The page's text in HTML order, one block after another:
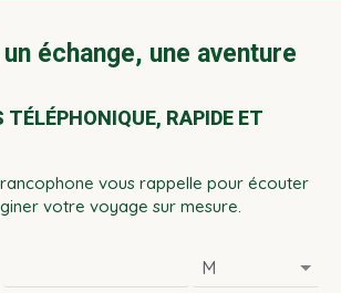
échange, une aventure
TÉLÉPHONIQUE, RAPIDE ET
vous rappelle pour écouter
votre voyage sur mesure.